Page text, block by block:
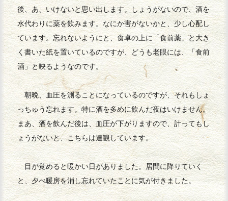
後、あ、いけないと思い出します。しょうがないので、酒を
水代わりに薬を飲みます。なにか害がないかと、少し心配し
ています。忘れないようにと、食卓の上に「食前薬」と大き
く書いた紙を置いているのですが、どうも老眼には、「食前
酒」と映るようなのです。
朝晩、血圧を測ることになっているのですが、それもしょ
っちゅう忘れます。特に酒を多めに飲んだ夜はいけません。
まあ、酒を飲んだ後は、血圧が下がりますので、計ってもし
ょうがないと、こちらは達観しています。
目が覚めると暖かい日がありました。居間に降りていく
と、夕べ暖房を消し忘れていたことに気が付きました。